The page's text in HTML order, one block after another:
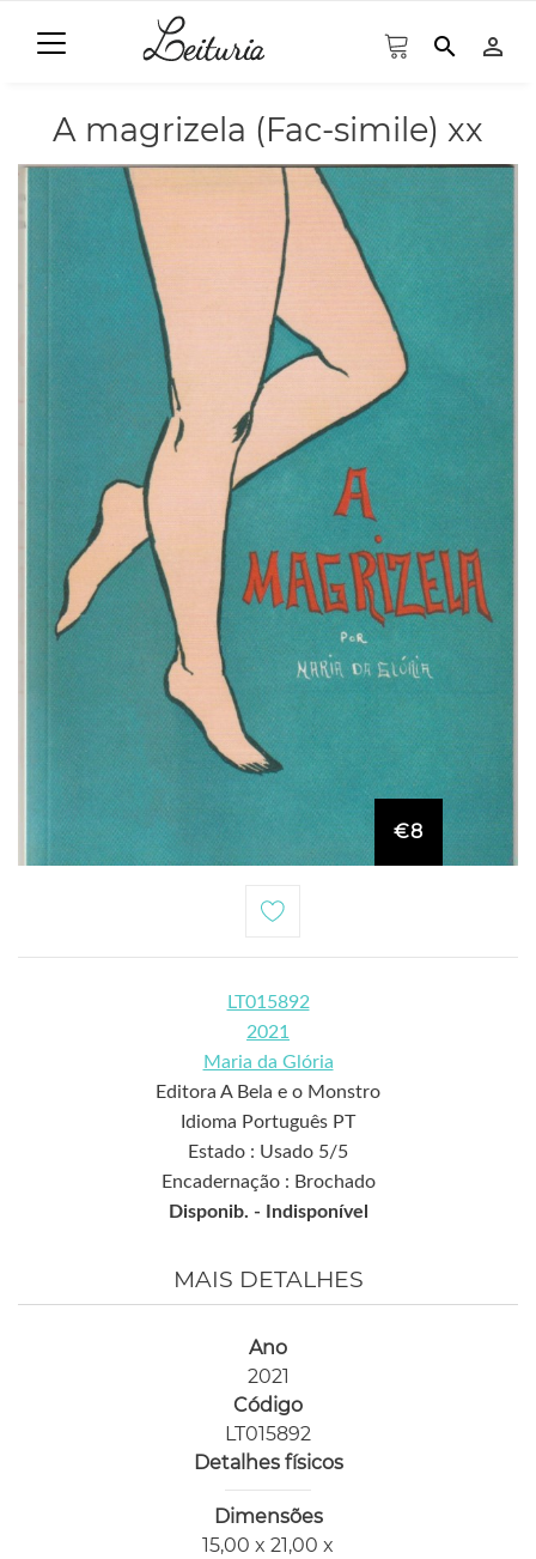
search person_outline
A magrizela (Fac-simile) xx
€8
LT015892
2021
Maria da Glória
Editora A Bela e o Monstro
Idioma Português PT
Estado : Usado 5/5
Encadernação : Brochado
Disponib. -
Indisponível
MAIS DETALHES
Ano
2021
Código
LT015892
Detalhes físicos
Dimensões
15,00 x 21,00 x